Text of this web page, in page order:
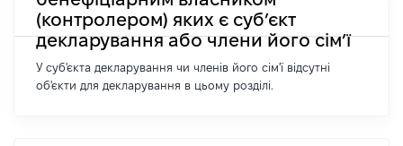
(контролером) яких є суб’єкт
декларування або члени його сім’ї
У суб'єкта декларування чи членів його сім'ї відсутні
об'єкти для декларування в цьому розділі.